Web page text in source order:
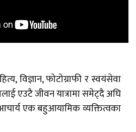
विज्ञान, फोटोग्राफी र स्वयंसेवा
एउटै जीवन यात्रामा समेट्दै अघि
एक बहुआयामिक व्यक्तित्वका